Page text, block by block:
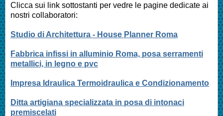
Clicca sui link sottostanti per vedre le pagine dedicate ai
nostri collaboratori:
Studio di Architettura - House Planner Roma
Fabbrica infissi in alluminio Roma, posa serramenti
metallici, in legno e pvc
Impresa Idraulica Termoidraulica e Condizionamento
Ditta artigiana specializzata in posa di intonaci
premiscelati